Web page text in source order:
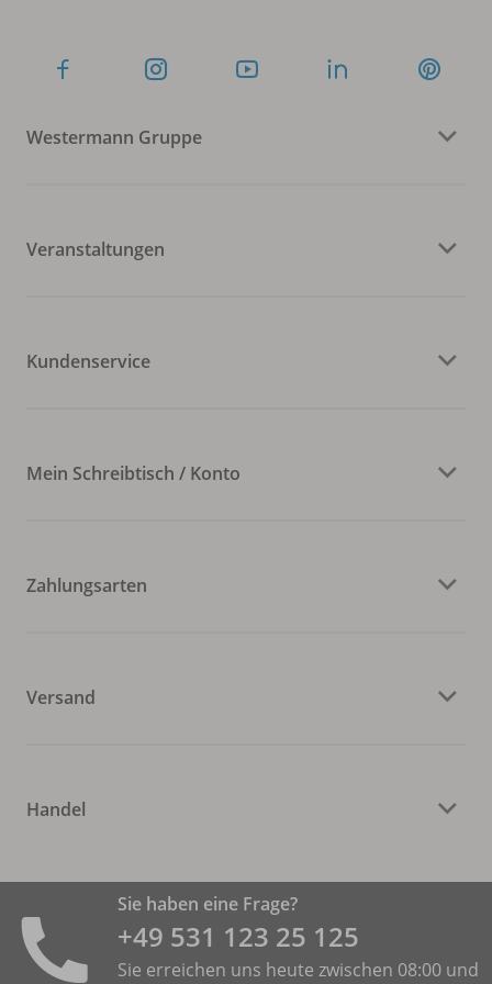
Westermann Gruppe
Veranstaltungen
Kundenservice
Mein Schreibtisch / Konto
Zahlungsarten
Versand
Handel
Sie haben eine Frage?
+49 531 ­123 25 125
Sie erreichen uns heute zwischen 08:00 und